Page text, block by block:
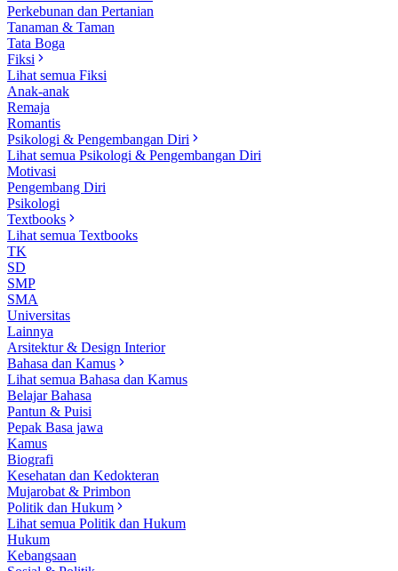
Perkebunan dan Pertanian
Tanaman & Taman
Tata Boga
Fiksi
Lihat semua Fiksi
Anak-anak
Remaja
Romantis
Psikologi & Pengembangan Diri
Lihat semua Psikologi & Pengembangan Diri
Motivasi
Pengembang Diri
Psikologi
Textbooks
Lihat semua Textbooks
TK
SD
SMP
SMA
Universitas
Lainnya
Arsitektur & Design Interior
Bahasa dan Kamus
Lihat semua Bahasa dan Kamus
Belajar Bahasa
Pantun & Puisi
Pepak Basa jawa
Kamus
Biografi
Kesehatan dan Kedokteran
Mujarobat & Primbon
Politik dan Hukum
Lihat semua Politik dan Hukum
Hukum
Kebangsaan